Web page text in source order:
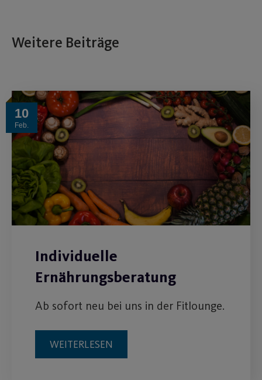
Weitere Beiträge
10
Feb.
Individuelle
Ernährungsberatung
Ab sofort neu bei uns in der Fitlounge.
WEITERLESEN